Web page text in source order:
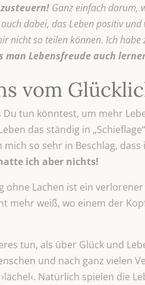
Ganz einfach darum,
dabei, das Leben positiv
nicht so teilen können. Ich
man Lebensfreude auch
vom
tun könntest, um mehr
das ständig in
so sehr in Beschlag,
ich aber nichts!
ohne Lachen ist ein
mehr weiß, wo einem der
tun, als über Glück und
und nach ganz vielen
Natürlich spielen die